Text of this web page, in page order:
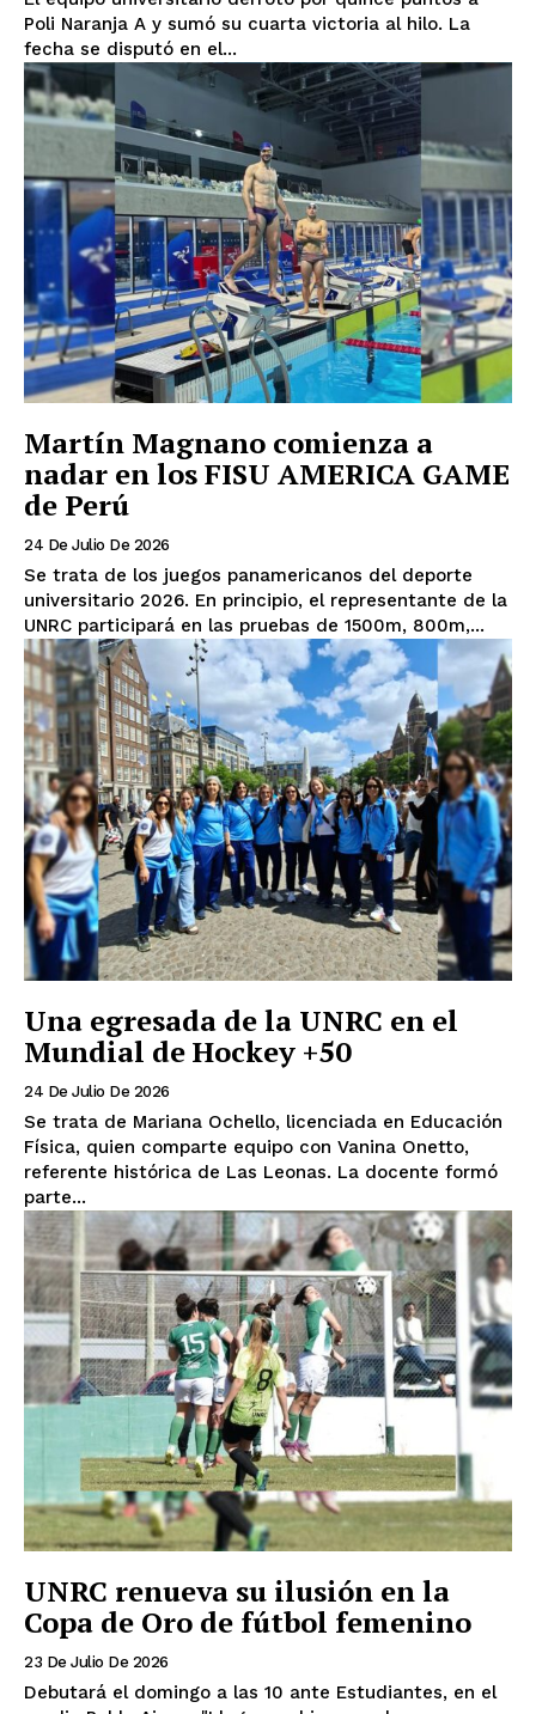
Poli Naranja A y sumó su cuarta victoria al hilo. La
fecha se disputó en el...
Martín Magnano comienza a
nadar en los FISU AMERICA GAME
de Perú
24 De Julio De 2026
Se trata de los juegos panamericanos del deporte
universitario 2026. En principio, el representante de la
UNRC participará en las pruebas de 1500m, 800m,...
Una egresada de la UNRC en el
Mundial de Hockey +50
24 De Julio De 2026
Se trata de Mariana Ochello, licenciada en Educación
Física, quien comparte equipo con Vanina Onetto,
referente histórica de Las Leonas. La docente formó
parte...
UNRC renueva su ilusión en la
Copa de Oro de fútbol femenino
23 De Julio De 2026
Debutará el domingo a las 10 ante Estudiantes, en el